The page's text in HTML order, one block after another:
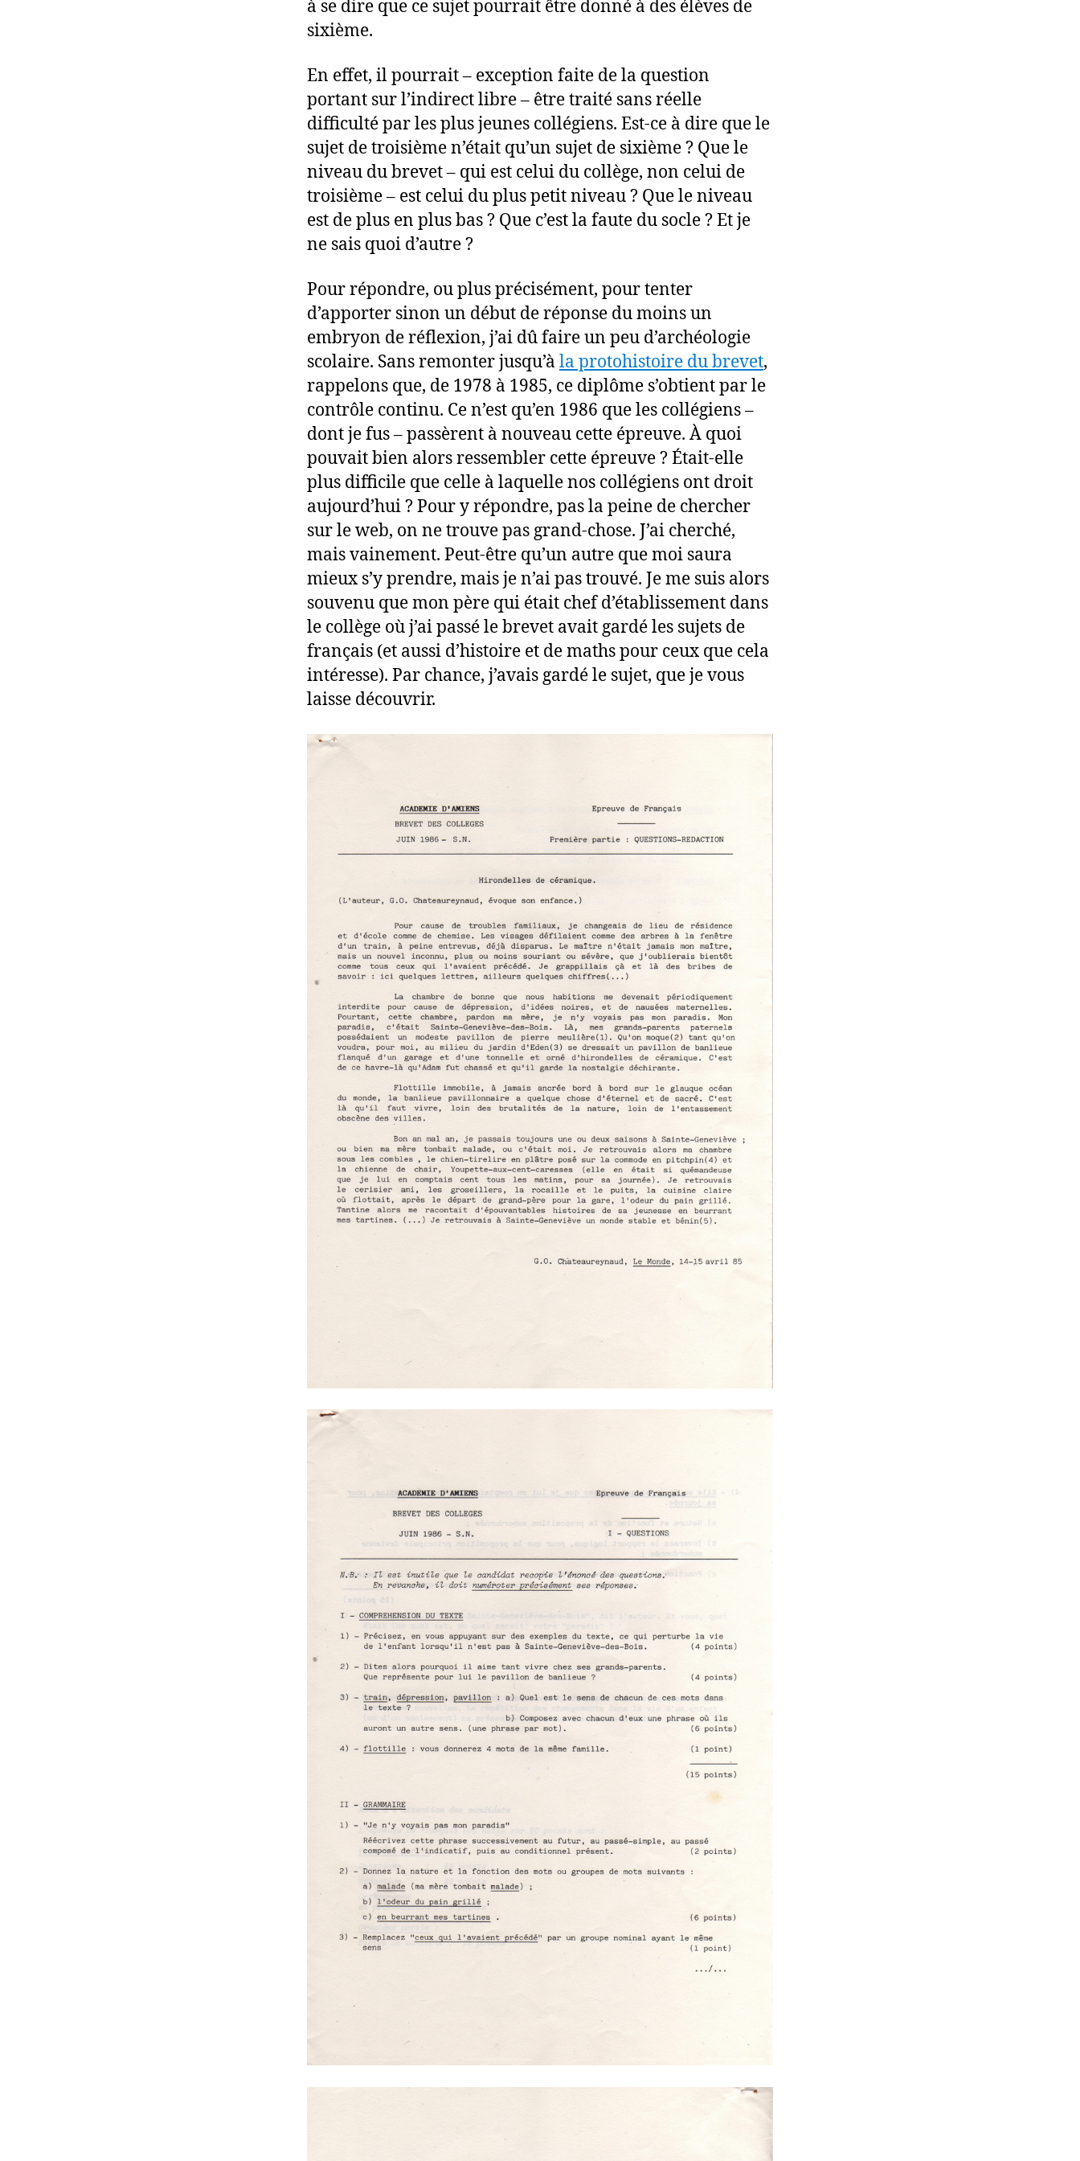
à se dire que ce sujet pourrait être donné à des élèves de
sixième.
En effet, il pourrait – exception faite de la question
portant sur l’indirect libre – être traité sans réelle
difficulté par les plus jeunes collégiens. Est-ce à dire que le
sujet de troisième n’était qu’un sujet de sixième ? Que le
niveau du brevet – qui est celui du collège, non celui de
troisième – est celui du plus petit niveau ? Que le niveau
est de plus en plus bas ? Que c’est la faute du socle ? Et je
ne sais quoi d’autre ?
Pour répondre, ou plus précisément, pour tenter
d’apporter sinon un début de réponse du moins un
embryon de réflexion, j’ai dû faire un peu d’archéologie
scolaire. Sans remonter jusqu’à la protohistoire du brevet,
rappelons que, de 1978 à 1985, ce diplôme s’obtient par le
contrôle continu. Ce n’est qu’en 1986 que les collégiens –
dont je fus – passèrent à nouveau cette épreuve. À quoi
pouvait bien alors ressembler cette épreuve ? Était-elle
plus difficile que celle à laquelle nos collégiens ont droit
aujourd’hui ? Pour y répondre, pas la peine de chercher
sur le web, on ne trouve pas grand-chose. J’ai cherché,
mais vainement. Peut-être qu’un autre que moi saura
mieux s’y prendre, mais je n’ai pas trouvé. Je me suis alors
souvenu que mon père qui était chef d’établissement dans
le collège où j’ai passé le brevet avait gardé les sujets de
français (et aussi d’histoire et de maths pour ceux que cela
intéresse). Par chance, j’avais gardé le sujet, que je vous
laisse découvrir.